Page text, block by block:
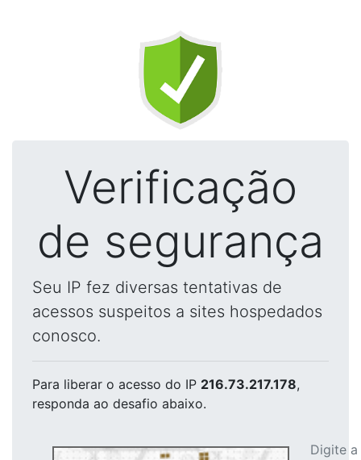
Verificação
de segurança
Seu IP fez diversas tentativas de
acessos suspeitos a sites hospedados
conosco.
Para liberar o acesso do IP 216.73.217.178,
responda ao desafio abaixo.
Digite